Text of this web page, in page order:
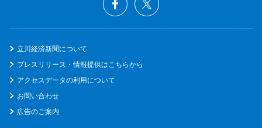
立川経済新聞について
プレスリリース・情報提供はこちらから
アクセスデータの利用について
お問い合わせ
広告のご案内